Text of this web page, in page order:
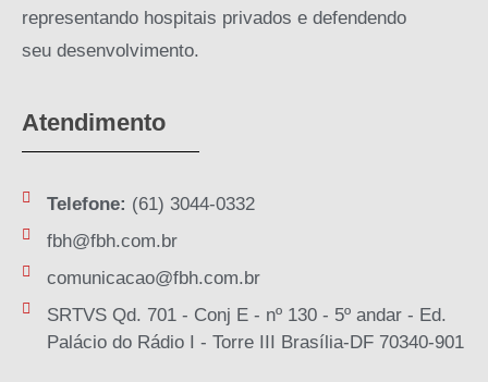
representando hospitais privados e defendendo
seu desenvolvimento.
Atendimento
Telefone: (61) 3044-0332
fbh@fbh.com.br
comunicacao@fbh.com.br
SRTVS Qd. 701 - Conj E - nº 130 - 5º andar - Ed.
Palácio do Rádio I - Torre III Brasília-DF 70340-901